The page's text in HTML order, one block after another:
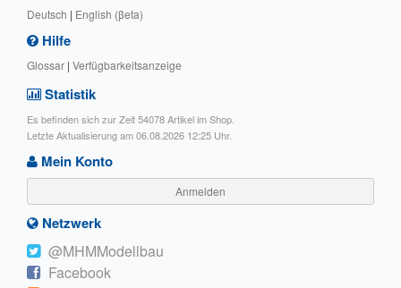
Deutsch | English (βeta)
Hilfe
Glossar | Verfügbarkeitsanzeige
Statistik
Es befinden sich zur Zeit 54078 Artikel im Shop.
Letzte Aktualisierung am 06.08.2026 12:25 Uhr.
Mein Konto
Anmelden
Netzwerk
@MHMModellbau
Facebook